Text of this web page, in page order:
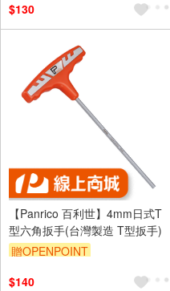
$130
【Panrico 百利世】4mm日式T
型六角扳手(台灣製造 T型扳手)
贈OPENPOINT
$140